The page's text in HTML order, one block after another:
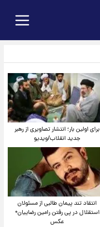
برای اولین بار؛ انتشار تصاویری از رهبر
جدید انقلاب/ویدیو
انتقاد تند پیمان طالبی از مسئولان
استقلال در پی رفتن رامین رضاییان+
عکس